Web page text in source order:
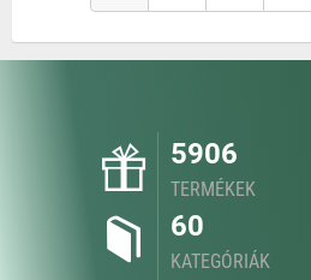
5906
TERMÉKEK
60
KATEGÓRIÁK